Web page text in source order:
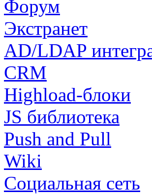
Форум
Экстранет
AD/LDAP
CRM
Highload-блоки
JS библиотека
Push and Pull
Wiki
Социальная сеть